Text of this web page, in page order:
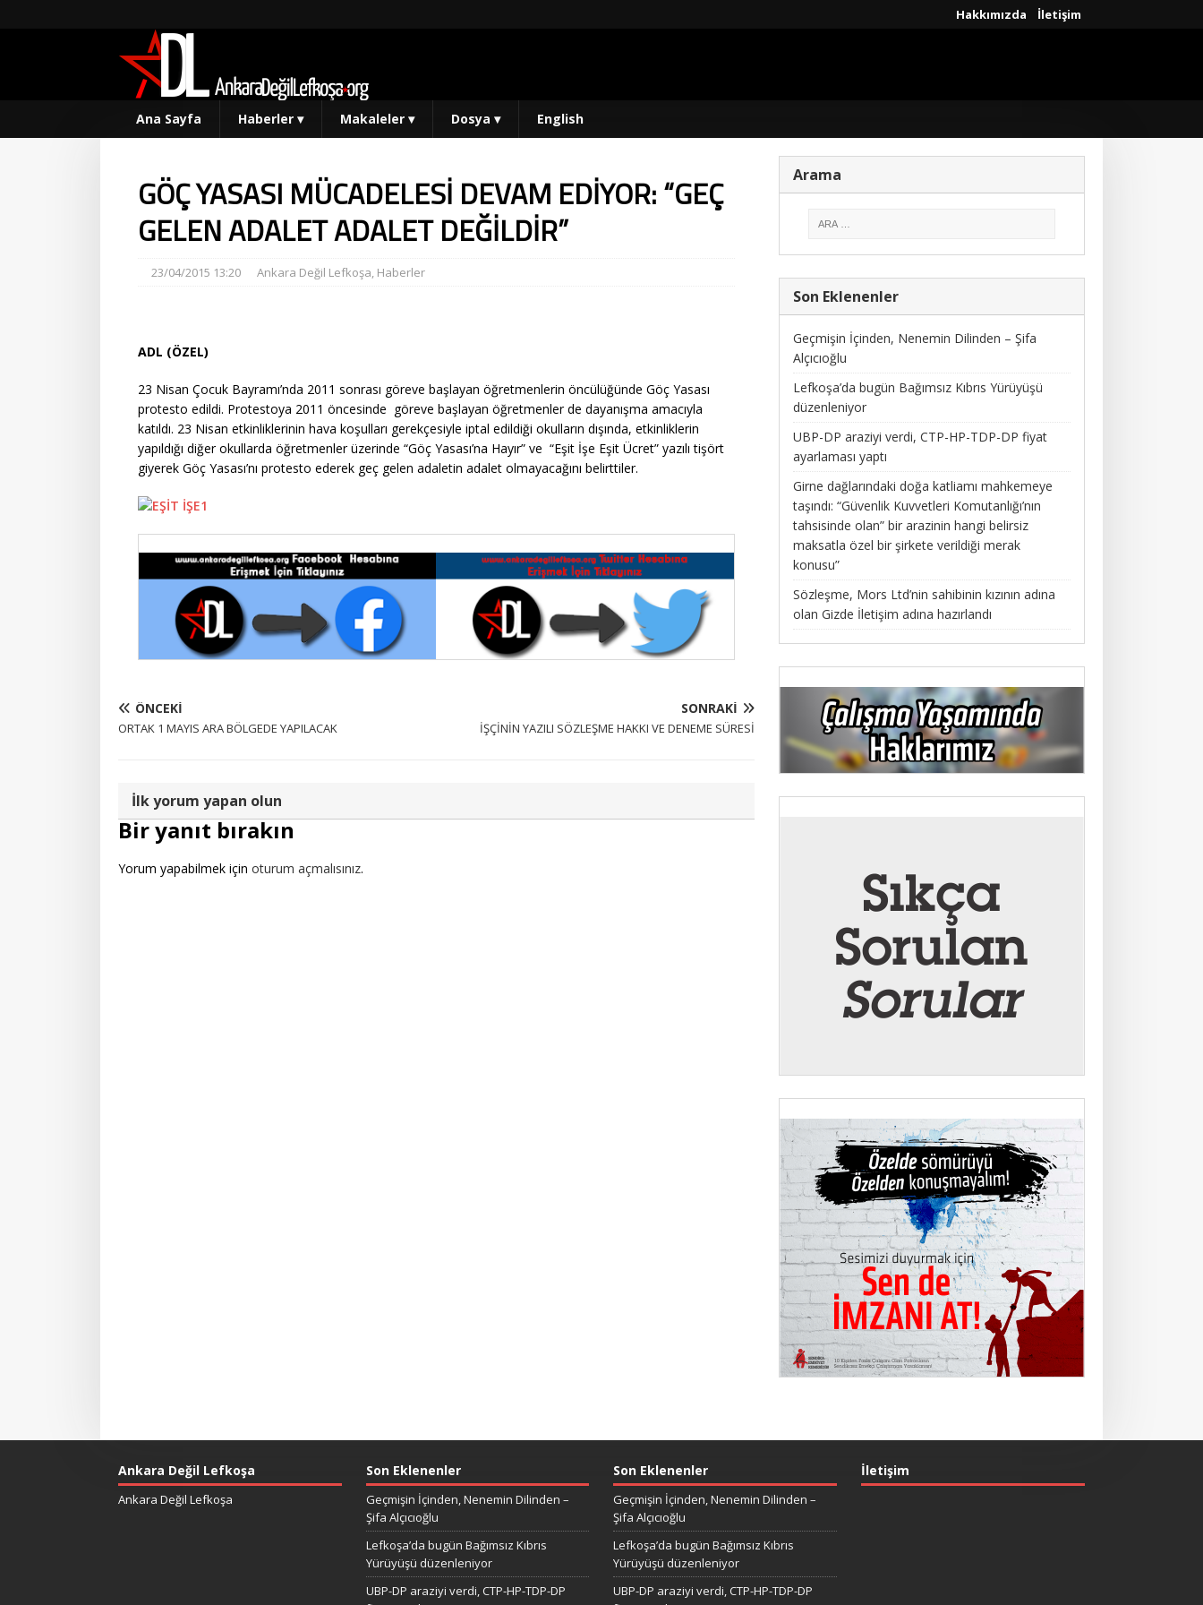
Hakkımızda İletişim
Ana Sayfa Haberler ▾ Makaleler ▾ Dosya ▾ English
GÖÇ YASASI MÜCADELESİ DEVAM EDİYOR: “GEÇ
GELEN ADALET ADALET DEĞİLDİR”
23/04/2015 13:20 Ankara Değil Lefkoşa, Haberler
ADL (ÖZEL)
23 Nisan Çocuk Bayramı’nda 2011 sonrası göreve başlayan öğretmenlerin öncülüğünde Göç Yasası
protesto edildi. Protestoya 2011 öncesinde göreve başlayan öğretmenler de dayanışma amacıyla
katıldı. 23 Nisan etkinliklerinin hava koşulları gerekçesiyle iptal edildiği okulların dışında, etkinliklerin
yapıldığı diğer okullarda öğretmenler üzerinde “Göç Yasası’na Hayır” ve “Eşit İşe Eşit Ücret” yazılı tişört
giyerek Göç Yasası’nı protesto ederek geç gelen adaletin adalet olmayacağını belirttiler.
ÖNCEKI
ORTAK 1 MAYIS ARA BÖLGEDE YAPILACAK
SONRAKI
İŞÇİNİN YAZILI SÖZLEŞME HAKKI VE DENEME SÜRESİ
İlk yorum yapan olun
Bir yanıt bırakın
Yorum yapabilmek için oturum açmalısınız.
Arama
Son Eklenenler
Geçmişin İçinden, Nenemin Dilinden – Şifa
Alçıcıoğlu
Lefkoşa’da bugün Bağımsız Kıbrıs Yürüyüşü
düzenleniyor
UBP-DP araziyi verdi, CTP-HP-TDP-DP fiyat
ayarlaması yaptı
Girne dağlarındaki doğa katliamı mahkemeye
taşındı: “Güvenlik Kuvvetleri Komutanlığı’nın
tahsisinde olan” bir arazinin hangi belirsiz
maksatla özel bir şirkete verildiği merak
konusu”
Sözleşme, Mors Ltd’nin sahibinin kızının adına
olan Gizde İletişim adına hazırlandı
Ankara Değil Lefkoşa
Ankara Değil Lefkoşa
Son Eklenenler
Geçmişin İçinden, Nenemin Dilinden –
Şifa Alçıcıoğlu
Lefkoşa’da bugün Bağımsız Kıbrıs
Yürüyüşü düzenleniyor
UBP-DP araziyi verdi, CTP-HP-TDP-DP
Son Eklenenler
Geçmişin İçinden, Nenemin Dilinden –
Şifa Alçıcıoğlu
Lefkoşa’da bugün Bağımsız Kıbrıs
Yürüyüşü düzenleniyor
UBP-DP araziyi verdi, CTP-HP-TDP-DP
İletişim